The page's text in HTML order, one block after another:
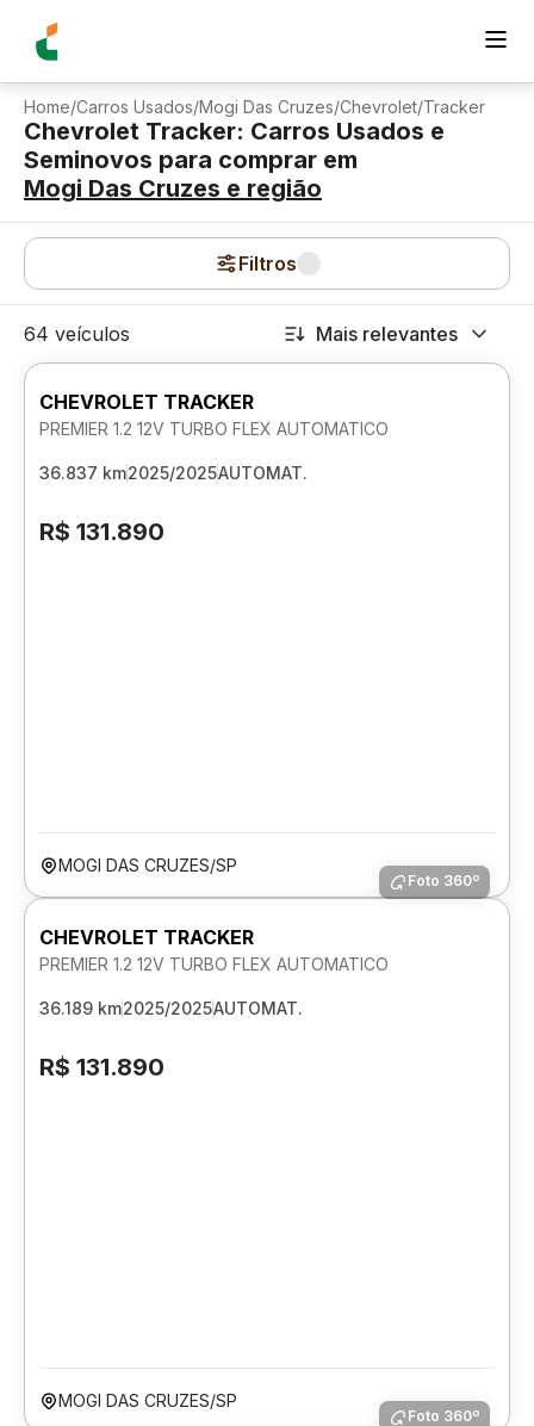
Home/Carros Usados/Mogi Das Cruzes/Chevrolet/Tracker
Chevrolet Tracker: Carros Usados e
Seminovos para comprar em
Mogi Das Cruzes e região
Filtros
64 veículos Mais relevantes
CHEVROLET TRACKER
PREMIER 1.2 12V TURBO FLEX AUTOMATICO
36.837 km2025/2025AUTOMAT.
R$ 131.890
MOGI DAS CRUZES/SP
Foto 360º
CHEVROLET TRACKER
PREMIER 1.2 12V TURBO FLEX AUTOMATICO
36.189 km2025/2025AUTOMAT.
R$ 131.890
MOGI DAS CRUZES/SP
Foto 360º